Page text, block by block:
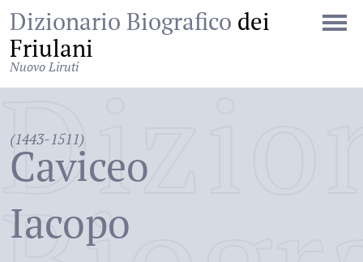
Dizionario Biografico dei
Friulani
Nuovo Liruti
(1443-1511)
Caviceo
Iacopo